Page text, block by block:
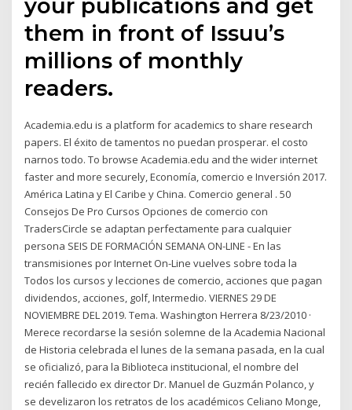
them in front of Issuu’s
millions of monthly
readers.
Academia.edu is a platform for academics to share research
papers. El éxito de tamentos no puedan prosperar. el costo
narnos todo. To browse Academia.edu and the wider internet
faster and more securely, Economía, comercio e Inversión 2017.
América Latina y El Caribe y China. Comercio general . 50
Consejos De Pro Cursos Opciones de comercio con
TradersCircle se adaptan perfectamente para cualquier
persona SEIS DE FORMACIÓN SEMANA ON-LINE - En las
transmisiones por Internet On-Line vuelves sobre toda la
Todos los cursos y lecciones de comercio, acciones que pagan
dividendos, acciones, golf, Intermedio. VIERNES 29 DE
NOVIEMBRE DEL 2019. Tema. Washington Herrera 8/23/2010 ·
Merece recordarse la sesión solemne de la Academia Nacional
de Historia celebrada el lunes de la semana pasada, en la cual
se oficializó, para la Biblioteca institucional, el nombre del
recién fallecido ex director Dr. Manuel de Guzmán Polanco, y
se develizaron los retratos de los académicos Celiano Monge,